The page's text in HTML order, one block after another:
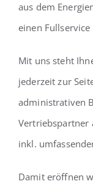
aus dem
einen
Mit uns steht
jederzeit zur
administrativen
Vertriebspartner
inkl.
Damit eröffnen